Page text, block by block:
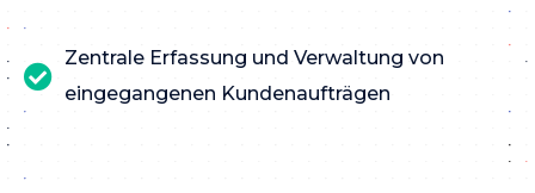
Zentrale Erfassung und Verwaltung von
eingegangenen Kundenaufträgen